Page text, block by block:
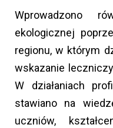
Wprowadzono
ekologicznej
regionu, w którym
wskazanie
W działaniach
stawiano na
uczniów,